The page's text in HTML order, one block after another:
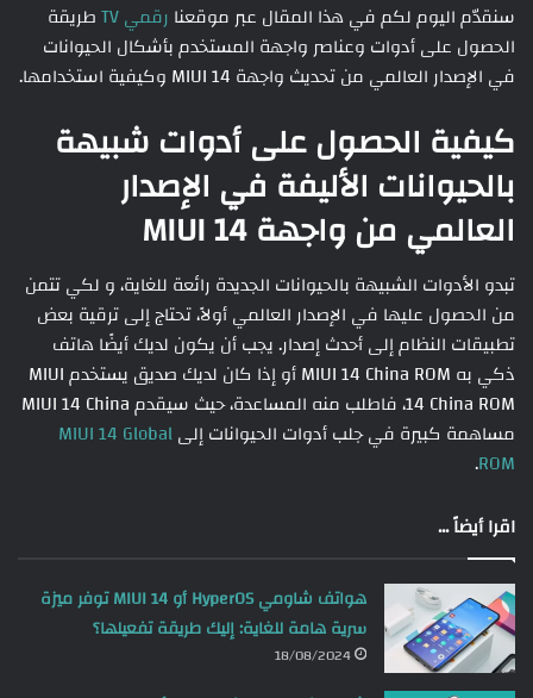
سنقدّم اليوم لكم في هذا المقال عبر موقعنا رقمي TV
طريقة
الحصول على أدوات وعناصر واجهة المستخدم بأشكال الحيوانات
في الإصدار العالمي من تحديث واجهة MIUI 14 وكيفية استخدامها.
كيفية الحصول على أدوات شبيهة
بالحيوانات الأليفة في الإصدار
العالمي من واجهة MIUI 14
تبدو الأدوات الشبيهة بالحيوانات الجديدة رائعة للغاية، و لكي تتمن
من الحصول عليها في الإصدار العالمي أولاً، تحتاج إلى ترقية بعض
تطبيقات النظام إلى أحدث إصدار. يجب أن يكون لديك أيضًا هاتف
ذكي به MIUI 14 China ROM أو إذا كان لديك صديق يستخدم MIUI
14 China ROM، فاطلب منه المساعدة، حيث سيقدم MIUI 14 China
مساهمة كبيرة في جلب أدوات الحيوانات إلىMIUI 14 Global
ROM
.
اقرا أيضاً ...
هواتف شاومي HyperOS أو MIUI 14 توفر ميزة
سرية هامة للغاية: إليك طريقة تفعيلها؟
18/08/2024